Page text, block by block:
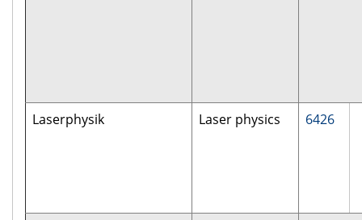
Laserphysik Laser physics 6426